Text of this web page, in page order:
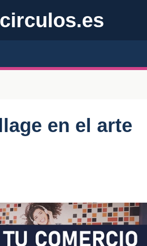
circulos.es
en el arte